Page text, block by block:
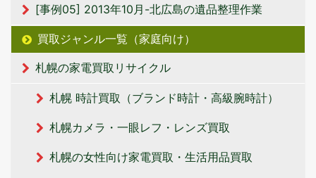
[事例05] 2013年10月-北広島の遺品整理作業
買取ジャンル一覧（家庭向け）
札幌の家電買取リサイクル
札幌 時計買取（ブランド時計・高級腕時計）
札幌カメラ・一眼レフ・レンズ買取
札幌の女性向け家電買取・生活用品買取